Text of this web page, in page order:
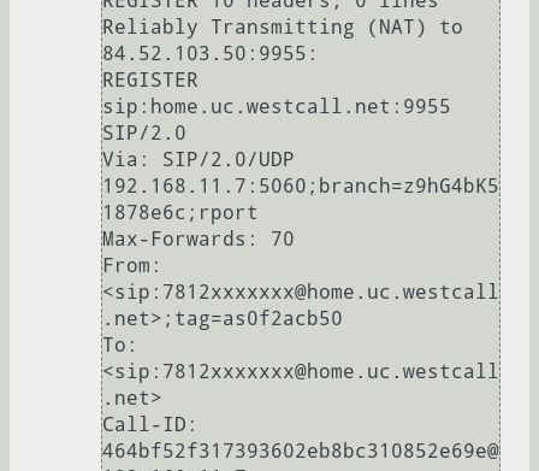
Reliably Transmitting (NAT) to
84.52.103.50:9955:
REGISTER
sip:home.uc.westcall.net:9955
SIP/2.0
Via: SIP/2.0/UDP
192.168.11.7:5060;branch=z9hG4bK5
1878e6c;rport
Max-Forwards: 70
From:
<sip:7812xxxxxxx@home.uc.westcall
.net>;tag=as0f2acb50
To:
<sip:7812xxxxxxx@home.uc.westcall
.net>
Call-ID:
464bf52f317393602eb8bc310852e69e@